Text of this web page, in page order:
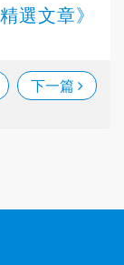
選文章》
下一篇